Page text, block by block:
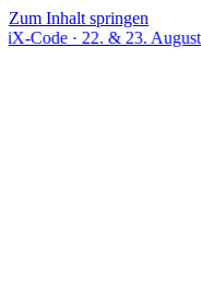
Zum Inhalt springen
& 23. August ·